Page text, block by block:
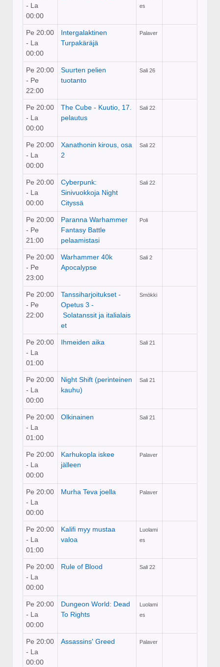
- La
00:00
es
Pe 20:00
- La
00:00
Intergalaktinen
Turpakäräjä
Palaver
Pe 20:00
- Pe
22:00
Suurten pelien
tuotanto
Sali 26
Pe 20:00
- La
00:00
The Cube - Kuutio, 17.
pelautus
Sali 22
Pe 20:00
- La
00:00
Xanathonin kirous, osa
2
Sali 22
Pe 20:00
- La
00:00
Cyberpunk:
Sinivuokkoja Night
Cityssä
Sali 22
Pe 20:00
- Pe
21:00
Paranna Warhammer
Fantasy Battle
pelaamistasi
Poli
Pe 20:00
- Pe
23:00
Warhammer 40k
Apocalypse
Sali 2
Pe 20:00
- Pe
22:00
Tanssiharjoitukset -
Opetus 3 ­
Solatanssit ja italialais
et
Smökki
Pe 20:00
- La
01:00
Ihmeiden aika Sali 21
Pe 20:00
- La
00:00
Night Shift (perinteinen
kauhu)
Sali 21
Pe 20:00
- La
01:00
Olkinainen Sali 21
Pe 20:00
- La
00:00
Karhukopla iskee
jälleen
Palaver
Pe 20:00
- La
00:00
Murha Teva joella Palaver
Pe 20:00
- La
01:00
Kalifi myy mustaa
valoa
Luolami
es
Pe 20:00
- La
00:00
Rule of Blood Sali 22
Pe 20:00
- La
00:00
Dungeon World: Dead
To Rights
Luolami
es
Pe 20:00
- La
00:00
Assassins' Greed Palaver